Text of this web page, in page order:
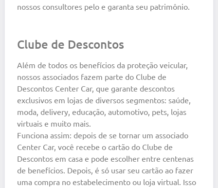
nossos consultores pelo e garanta seu patrimônio.
Clube de Descontos
Além de todos os benefícios da proteção veicular,
nossos associados fazem parte do Clube de
Descontos Center Car, que garante descontos
exclusivos em lojas de diversos segmentos: saúde,
moda, delivery, educação, automotivo, pets, lojas
virtuais e muito mais.
Funciona assim: depois de se tornar um associado
Center Car, você recebe o cartão do Clube de
Descontos em casa e pode escolher entre centenas
de benefícios. Depois, é só usar seu cartão ao fazer
uma compra no estabelecimento ou loja virtual. Isso